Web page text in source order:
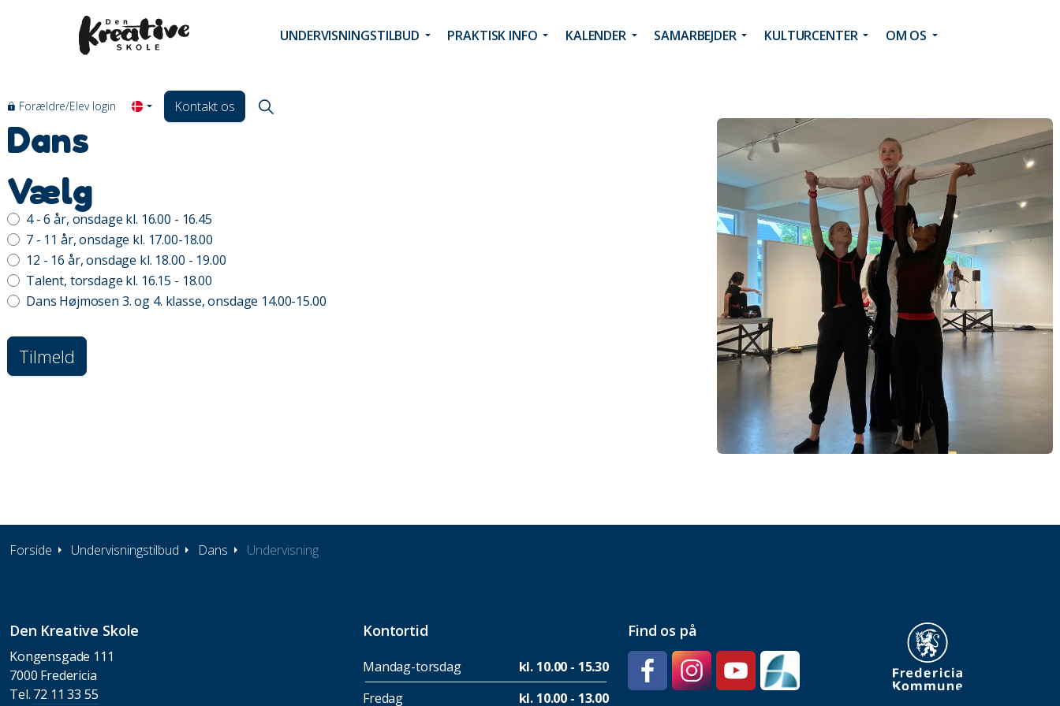
UNDERVISNINGSTILBUD PRAKTISK INFO KALENDER SAMARBEJDER KULTURCENTER OM OS
Forældre/Elev login Kontakt os
Dans
Vælg
4 - 6 år, onsdage kl. 16.00 - 16.45
7 - 11 år, onsdage kl. 17.00-18.00
12 - 16 år, onsdage kl. 18.00 - 19.00
Talent, torsdage kl. 16.15 - 18.00
Dans Højmosen 3. og 4. klasse, onsdage 14.00-15.00
Tilmeld
Forside Undervisningstilbud Dans Undervisning
Den Kreative Skole
Kongensgade 111
7000 Fredericia
Tel. 72 11 33 55
Kontortid
Mandag-torsdag
kl. 10.00 - 15.30
Fredag
kl. 10.00 - 13.00
Find os på